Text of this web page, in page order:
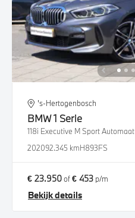
's-Hertogenbosch
BMW1 Serie
118i Executive M Sport Automaat
202092.345 kmH893FS
€ 23.950of€ 453 p/m
Bekijk details